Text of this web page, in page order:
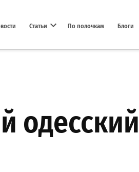
Статьи По полочкам Блоги
одесский